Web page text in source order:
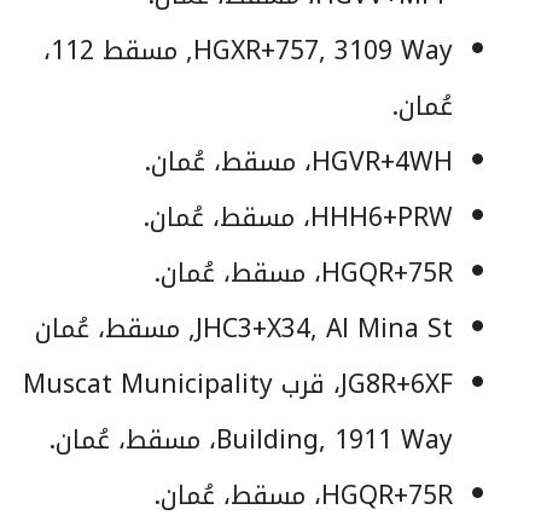
HGXR+757, 3109 Way, مسقط 112،
عُمان.
HGVR+4WH، مسقط، عُمان.
HHH6+PRW، مسقط، عُمان.
HGQR+75R، مسقط، عُمان.
JHC3+X34, Al Mina St, مسقط، عُمان
JG8R+6XF، قرب Muscat Municipality
Building, 1911 Way، مسقط، عُمان.
HGQR+75R، مسقط، عُمان.